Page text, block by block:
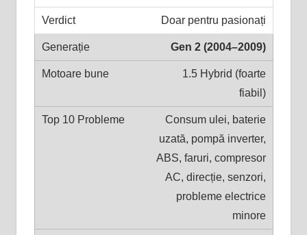
Doar pentru pasionați
Gen 2 (2004–2009)
1.5 Hybrid (foarte
fiabil)
Consum ulei, baterie
uzată, pompă inverter,
ABS, faruri, compresor
AC, direcție, senzori,
probleme electrice
minore